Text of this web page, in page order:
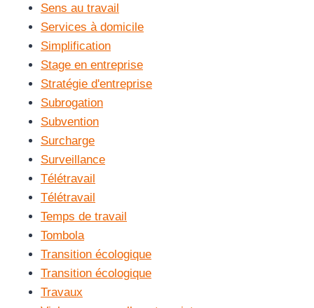
Sens au travail
Services à domicile
Simplification
Stage en entreprise
Stratégie d'entreprise
Subrogation
Subvention
Surcharge
Surveillance
Télétravail
Télétravail
Temps de travail
Tombola
Transition écologique
Transition écologique
Travaux